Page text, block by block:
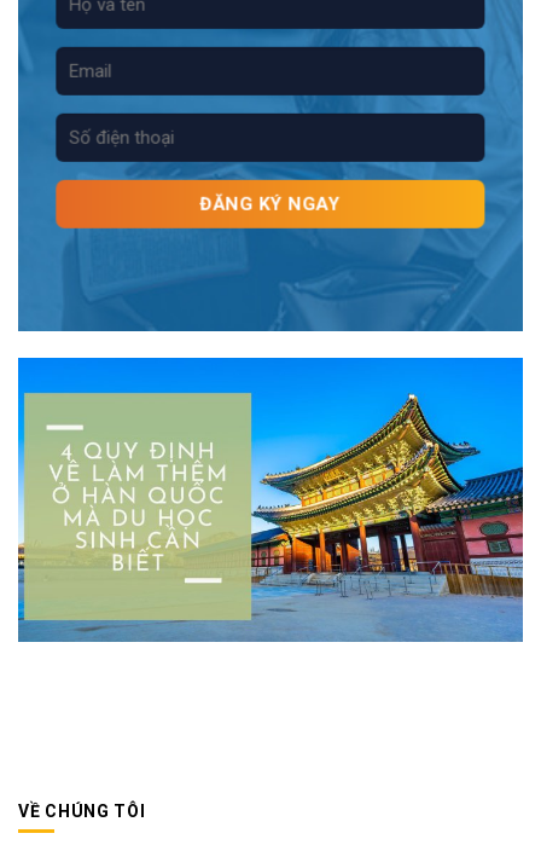
VỀ CHÚNG TÔI